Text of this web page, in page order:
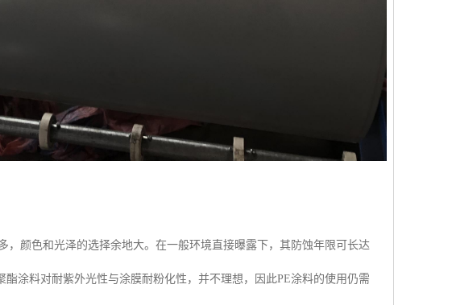
颜色和光泽的选择余地大。在一般环境直接曝露下，其防蚀年限可长达
涂料对耐紫外光性与涂膜耐粉化性，并不理想，因此PE涂料的使用仍需